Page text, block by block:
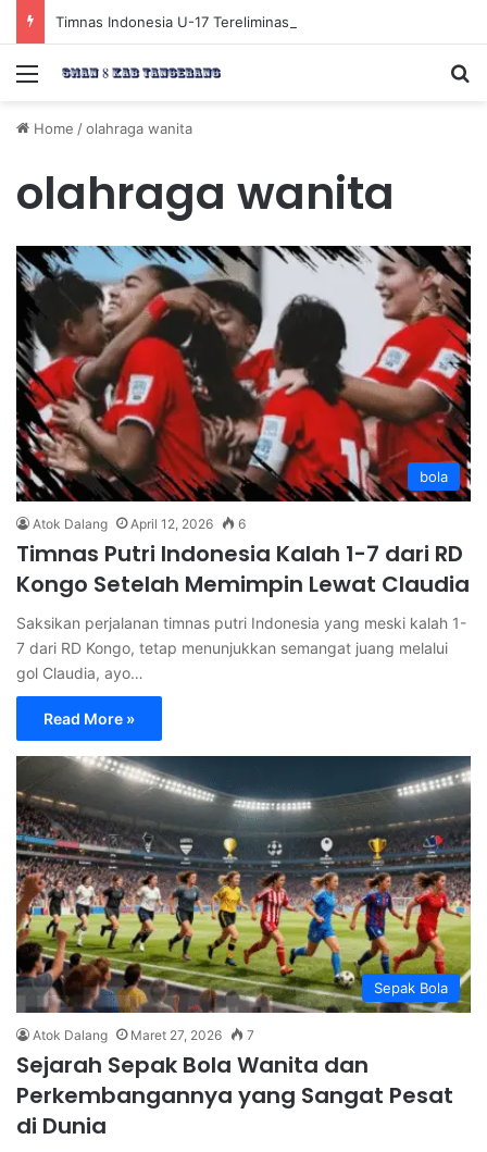
Menu
Home /olahraga wanita
olahraga wanita
bola
Atok Dalang April 12, 2026 6
Timnas Putri Indonesia Kalah 1-7 dari RD
Kongo Setelah Memimpin Lewat Claudia
Saksikan perjalanan timnas putri Indonesia yang meski kalah 1-
7 dari RD Kongo, tetap menunjukkan semangat juang melalui
gol Claudia, ayo…
Read More »
Sepak Bola
Atok Dalang Maret 27, 2026 7
Sejarah Sepak Bola Wanita dan
Perkembangannya yang Sangat Pesat
di Dunia